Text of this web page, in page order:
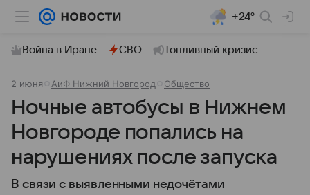
+24°
Война в Иране СВО Топливный кризис
2 июня АиФ Нижний Новгород Общество
Ночные автобусы в Нижнем
Новгороде попались на
нарушениях после запуска
В связи с выявленными недочётами